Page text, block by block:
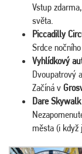
Vstup
světa.
Piccadilly
Srdce
Vyhlídkový
Dvoupatrový
Začíná v
Dare
města (i když